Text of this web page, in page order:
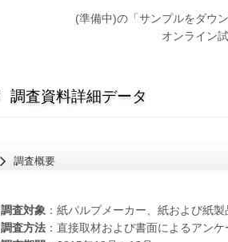
(準備中)の「サンプルをダウ
オンライン
調査資料詳細データ
調査概要
調査対象：紙パルプメーカー、紙および紙
調査方法：直接取材および書面によるアンケ